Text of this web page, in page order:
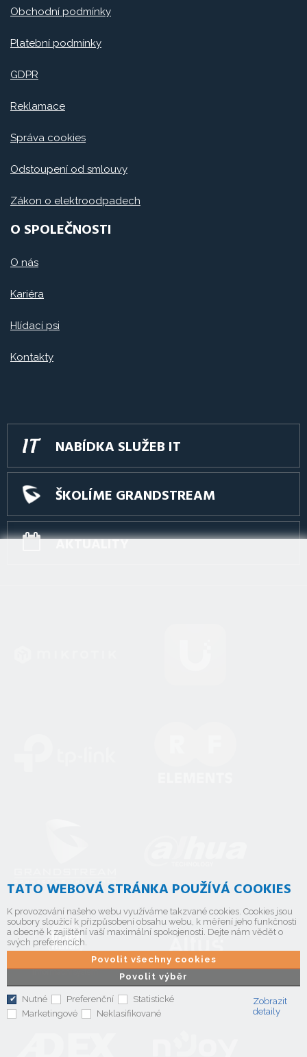
Obchodní podmínky
Platební podmínky
GDPR
Reklamace
Správa cookies
Odstoupení od smlouvy
Zákon o elektroodpadech
O SPOLEČNOSTI
O nás
Kariéra
Hlídací psi
Kontakty
NABÍDKA SLUŽEB IT
ŠKOLÍME GRANDSTREAM
AKTUALITY
TATO WEBOVÁ STRÁNKA POUŽÍVÁ COOKIES
K provozování našeho webu využíváme takzvané cookies. Cookies jsou
soubory sloužící k přizpůsobení obsahu webu, k měření jeho funkčnosti
a obecně k zajištění vaší maximální spokojenosti. Dejte nám vědět o
svých preferencích.
Povolit výběr
Povolit všechny cookies
Nutné Preferenční
Statistické
Marketingové
Neklasifikované
Zobrazit
detaily